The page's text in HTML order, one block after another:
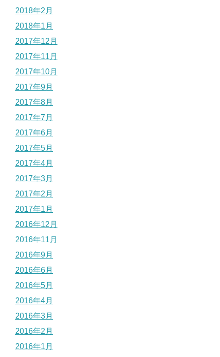
2018年2月
2018年1月
2017年12月
2017年11月
2017年10月
2017年9月
2017年8月
2017年7月
2017年6月
2017年5月
2017年4月
2017年3月
2017年2月
2017年1月
2016年12月
2016年11月
2016年9月
2016年6月
2016年5月
2016年4月
2016年3月
2016年2月
2016年1月